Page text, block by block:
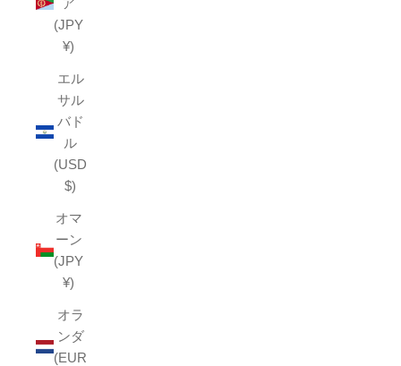
(JPY
¥)
エル
サル
バド
ル
(USD
$)
オマ
ーン
(JPY
¥)
オラ
ンダ
(EUR